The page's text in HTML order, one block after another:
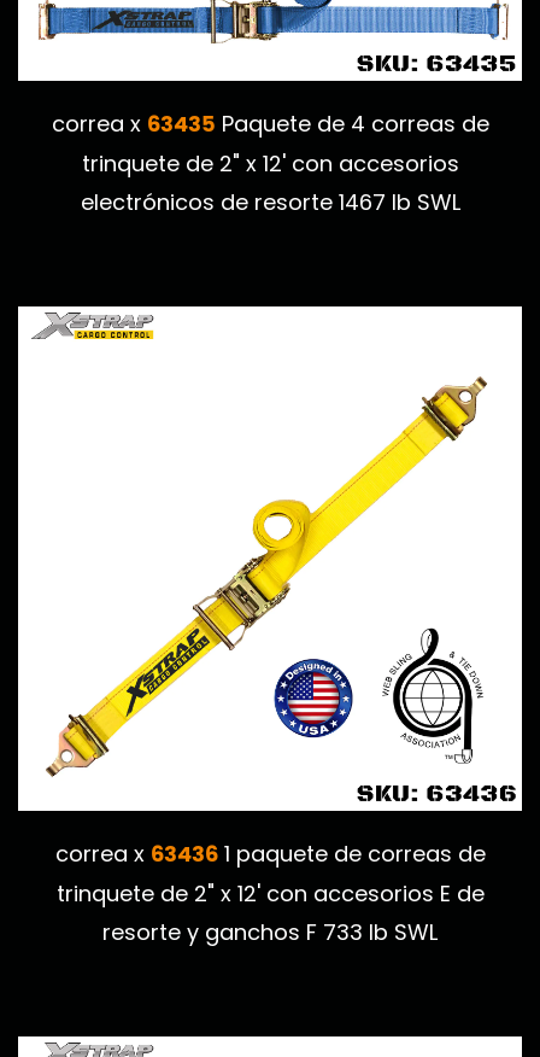
correa x 63435 Paquete de 4 correas de
trinquete de 2" x 12' con accesorios
electrónicos de resorte 1467 lb SWL
correa x 63436 1 paquete de correas de
trinquete de 2" x 12' con accesorios E de
resorte y ganchos F 733 lb SWL